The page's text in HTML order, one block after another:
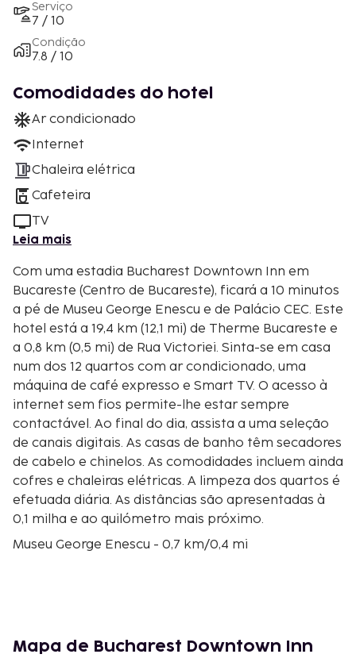
Serviço
7 / 10
Condição
7.8 / 10
Comodidades do hotel
Ar condicionado
Internet
Chaleira elétrica
Cafeteira
TV
Leia mais
Com uma estadia Bucharest Downtown Inn em
Bucareste (Centro de Bucareste), ficará a 10 minutos
a pé de Museu George Enescu e de Palácio CEC. Este
hotel está a 19,4 km (12,1 mi) de Therme Bucareste e
a 0,8 km (0,5 mi) de Rua Victoriei. Sinta-se em casa
num dos 12 quartos com ar condicionado, uma
máquina de café expresso e Smart TV. O acesso à
internet sem fios permite-lhe estar sempre
contactável. Ao final do dia, assista a uma seleção
de canais digitais. As casas de banho têm secadores
de cabelo e chinelos. As comodidades incluem ainda
cofres e chaleiras elétricas. A limpeza dos quartos é
efetuada diária. As distâncias são apresentadas à
0,1 milha e ao quilómetro mais próximo.
Museu George Enescu - 0,7 km/0,4 mi
Museu Nacional de História Natural "Grigore Antipa"
Mapa de Bucharest Downtown Inn